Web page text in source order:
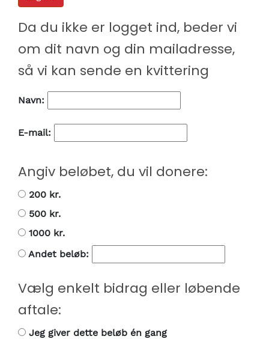
Da du ikke er logget ind, beder vi
om dit navn og din mailadresse,
så vi kan sende en kvittering
Navn:
E-mail:
Angiv beløbet, du vil donere:
200 kr.
500 kr.
1000 kr.
Andet beløb:
Vælg enkelt bidrag eller løbende
aftale:
Jeg giver dette beløb én gang